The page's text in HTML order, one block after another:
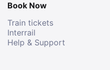
Book Now
Train tickets
Interrail
Help & Support